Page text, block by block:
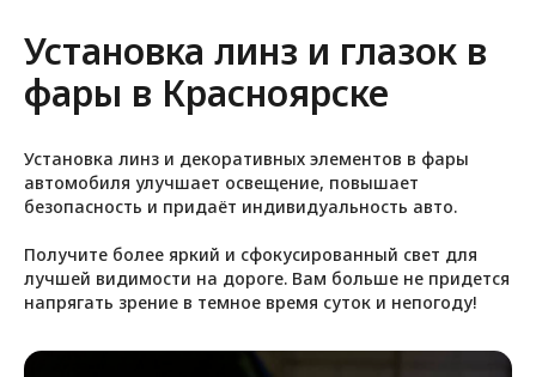
Установка линз и глазок в
фары в Красноярске
Установка линз и декоративных элементов в фары
автомобиля улучшает освещение, повышает
безопасность и придаёт индивидуальность авто.
Получите более яркий и сфокусированный свет для
лучшей видимости на дороге. Вам больше не придется
напрягать зрение в темное время суток и непогоду!